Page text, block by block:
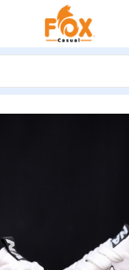
رجالي